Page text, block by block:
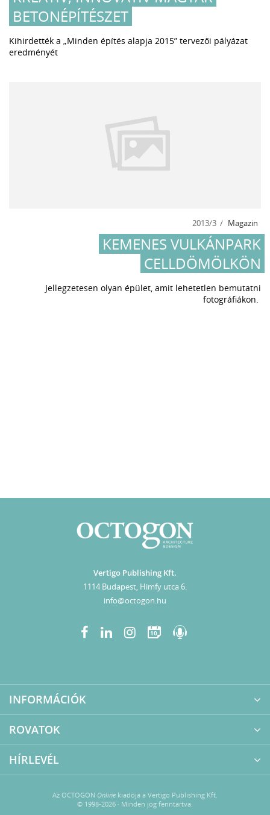
BETONÉPÍTÉSZET
Kihirdették a „Minden építés alapja 2015” tervezői pályázat
eredményét
2013/3 Magazin
KEMENES VULKÁNPARK
CELLDÖMÖLKÖN
Jellegzetesen olyan épület, amit lehetetlen bemutatni
fotográfiákon.
Vertigo Publishing Kft.
1114 Budapest, Himfy utca 6.
info@octogon.hu
10
INFORMÁCIÓK
ROVATOK
HÍRLEVÉL
Az OCTOGON Online kiadója a Vertigo Publishing Kft.
© 1998-2026 · Minden jog fenntartva.